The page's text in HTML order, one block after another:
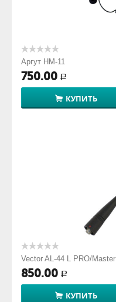
Аргут HM-11
750.00 Р
КУПИТЬ
Vector AL-44 L PRO/Master
850.00 Р
КУПИТЬ